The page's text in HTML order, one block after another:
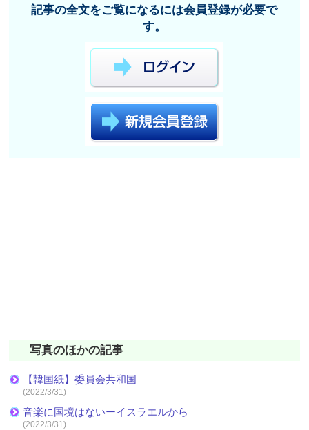
記事の全文をご覧になるには会員登録が必要で
す。
写真のほかの記事
【韓国紙】委員会共和国
(2022/3/31)
音楽に国境はないーイスラエルから
(2022/3/31)